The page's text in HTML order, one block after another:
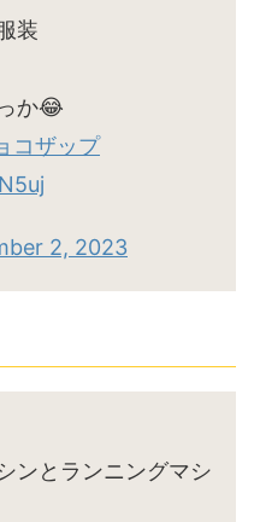
装
か😂
コザップ
2, 2023
ンとランニングマシ